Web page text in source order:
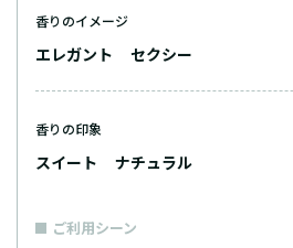
香りのイメージ
エレガント セクシー
香りの印象
スイート ナチュラル
ご利用シーン